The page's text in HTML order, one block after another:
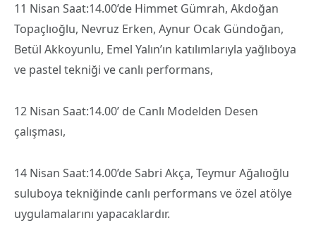
11 Nisan Saat:14.00’de Himmet Gümrah, Akdoğan
Topaçlıoğlu, Nevruz Erken, Aynur Ocak Gündoğan,
Betül Akkoyunlu, Emel Yalın’ın katılımlarıyla yağlıboya
ve pastel tekniği ve canlı performans,
12 Nisan Saat:14.00’ de Canlı Modelden Desen
çalışması,
14 Nisan Saat:14.00’de Sabri Akça, Teymur Ağalıoğlu
suluboya tekniğinde canlı performans ve özel atölye
uygulamalarını yapacaklardır.